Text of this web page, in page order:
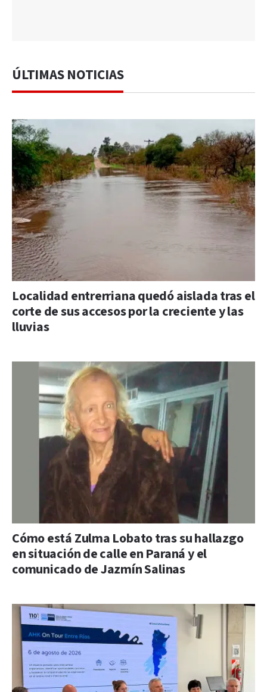
ÚLTIMAS NOTICIAS
Localidad entrerriana quedó aislada tras el
corte de sus accesos por la creciente y las
lluvias
Cómo está Zulma Lobato tras su hallazgo
en situación de calle en Paraná y el
comunicado de Jazmín Salinas